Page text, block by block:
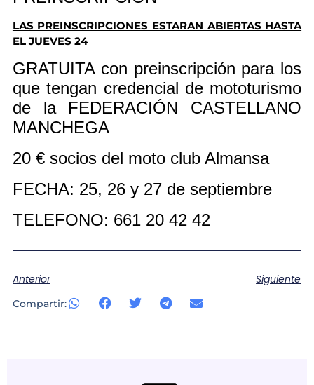
LAS PREINSCRIPCIONES ESTARAN ABIERTAS HASTA
EL JUEVES 24
GRATUITA con preinscripción para los
que tengan credencial de mototurismo
de la FEDERACIÓN CASTELLANO
MANCHEGA
20 € socios del moto club Almansa
FECHA: 25, 26 y 27 de septiembre
TELEFONO: 661 20 42 42
Anterior Siguiente
Compartir: